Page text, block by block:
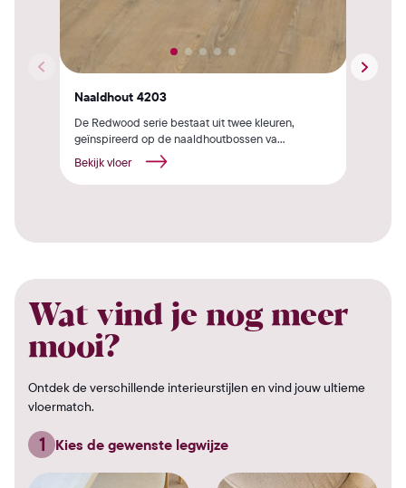
Naaldhout 4203
De Redwood serie bestaat uit twee kleuren,
geïnspireerd op de naaldhoutbossen va...
Bekijk vloer
Wat vind je nog meer
mooi?
Ontdek de verschillende interieurstijlen en vind jouw ultieme
vloermatch.
1 Kies de gewenste legwijze